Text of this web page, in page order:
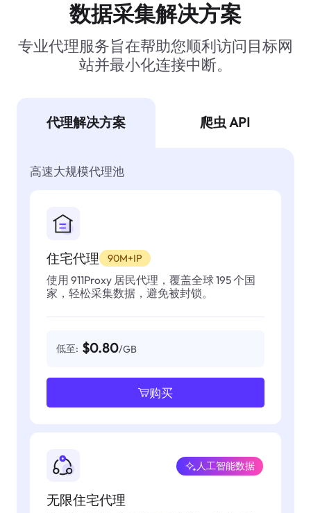
数据采集解决方案
专业代理服务旨在帮助您顺利访问目标网
站并最小化连接中断。
代理解决方案 爬虫 API
高速大规模代理池
住宅代理 90M+IP
使用 911Proxy 居民代理，覆盖全球 195 个国
家，轻松采集数据，避免被封锁。
低至: $0.80/GB
购买
无限住宅代理
人工智能数据